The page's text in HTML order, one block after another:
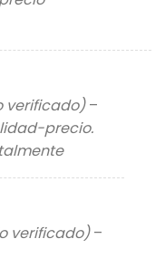
verificado) –
precio.
verificado) –